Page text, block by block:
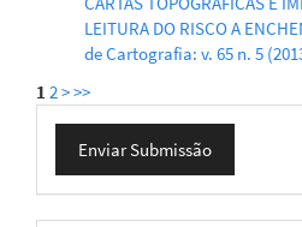
LEITURA DO RISCO A
de Cartografia: v. 65 n. 5
1 2>>>
Enviar
Submissão
Enviar Submissão